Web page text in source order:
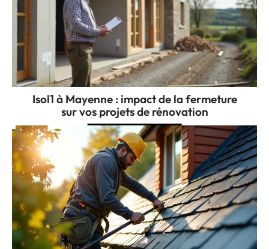
Isol1 à Mayenne : impact de la fermeture
sur vos projets de rénovation